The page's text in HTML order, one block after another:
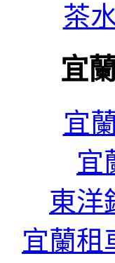
茶
宜
宜
宜
東洋
宜蘭租